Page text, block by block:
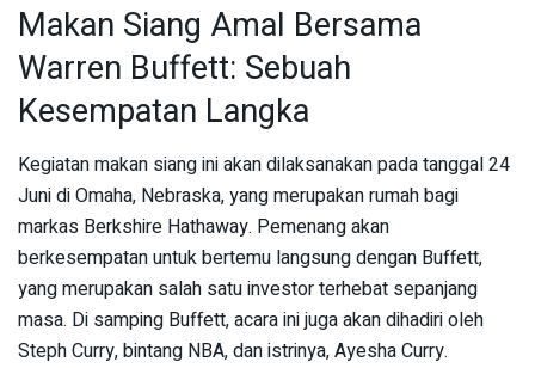
Makan Siang Amal Bersama
Warren Buffett: Sebuah
Kesempatan Langka
Kegiatan makan siang ini akan dilaksanakan pada tanggal 24
Juni di Omaha, Nebraska, yang merupakan rumah bagi
markas Berkshire Hathaway. Pemenang akan
berkesempatan untuk bertemu langsung dengan Buffett,
yang merupakan salah satu investor terhebat sepanjang
masa. Di samping Buffett, acara ini juga akan dihadiri oleh
Steph Curry, bintang NBA, dan istrinya, Ayesha Curry.